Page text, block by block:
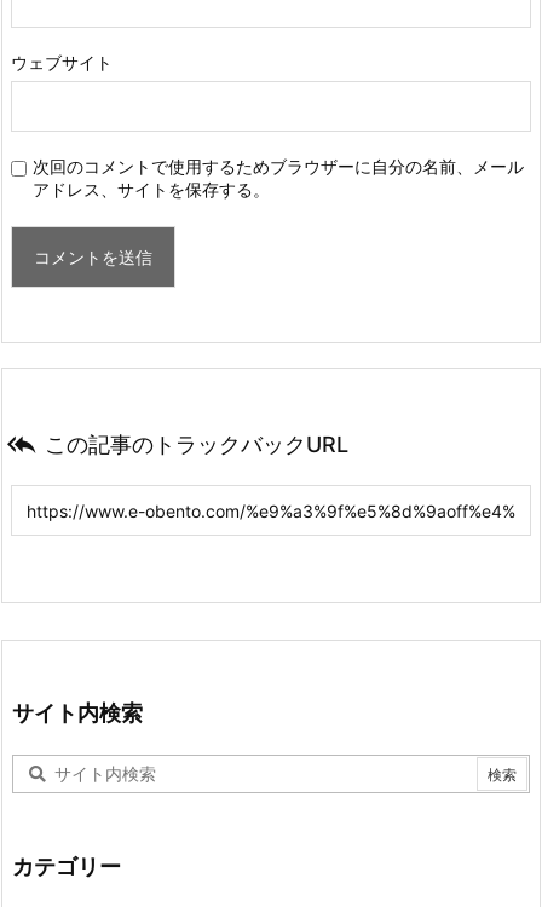
ウェブサイト
次回のコメントで使用するためブラウザーに自分の名前、メール
アドレス、サイトを保存する。
 この記事のトラックバックURL
サイト内検索
カテゴリー